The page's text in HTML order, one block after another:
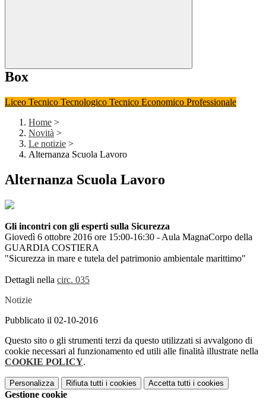
Box
Liceo Tecnico Tecnologico Tecnico Economico Professionale
Home >
Novità >
Le notizie >
Alternanza Scuola Lavoro
Alternanza Scuola Lavoro
Gli incontri con gli esperti sulla Sicurezza
Giovedì 6 ottobre 2016 ore 15:00-16:30 - Aula MagnaCorpo della
GUARDIA COSTIERA
"Sicurezza in mare e tutela del patrimonio ambientale marittimo"
Dettagli nella circ. 035
Notizie
Pubblicato il 02-10-2016
Questo sito o gli strumenti terzi da questo utilizzati si avvalgono di
cookie necessari al funzionamento ed utili alle finalità illustrate nella
COOKIE POLICY.
Personalizza Rifiuta tutti i cookies Accetta tutti i cookies
Gestione cookie